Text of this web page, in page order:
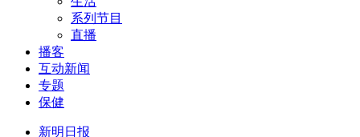
系列节目
直播
播客
互动新闻
专题
保健
新明日报